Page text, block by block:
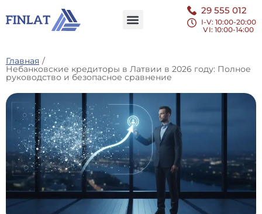
29 555 012
I-V: 10:00-20:00
VI: 10:00-14:00
Главная /
Небанковские кредиторы в Латвии в 2026 году: Полное
руководство и безопасное сравнение